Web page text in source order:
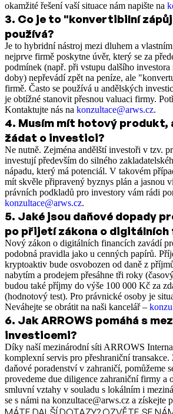
okamžité řešení vaší situace nám napište na
3. Co je to "konvertibilní
používá?
Je to hybridní nástroj mezi dluhem a
nejprve firmě poskytne úvěr, který se za
podmínek (např. při vstupu dalšího
doby) nepřevádí zpět na peníze, ale
firmě. Často se používá u andělských
je obtížné stanovit přesnou valuaci firmy.
Kontaktujte nás na konzultace@arws.cz.
4. Musím mít hotový produkt,
žádat o investici?
Ne nutně. Zejména andělští investoři v tzv.
investují především do silného
nápadu, který má potenciál. V takovém
mít skvěle připravený byznys plán a jasnou
právních podkladů pro investory vám rádi
konzultace@arws.cz.
5. Jaké jsou daňové dopady
po přijetí zákona o digitálních
Nový zákon o digitálních financích zavádí
podobná pravidla jako u cenných papírů.
kryptoaktiv bude osvobozen od daně z
nabytím a prodejem přesáhne tři roky
budou také příjmy do výše 100 000 Kč za
(hodnotový test). Pro právnické osoby je
Neváhejte se obrátit na naši kancelář –
6. Jak ARROWS pomáhá s
investicemi?
Díky naší mezinárodní síti ARROWS
komplexní servis pro přeshraniční transakce.
daňové poradenství v zahraničí, pomůžeme
provedeme due diligence zahraniční firmy a
smluvní vztahy v souladu s lokálním i
se s námi na konzultace@arws.cz a získejte